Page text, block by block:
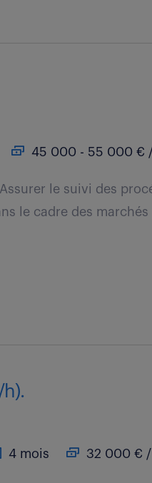
45 000 - 55 000 €
le suivi des
le cadre des marchés
4 mois 32 000 € /